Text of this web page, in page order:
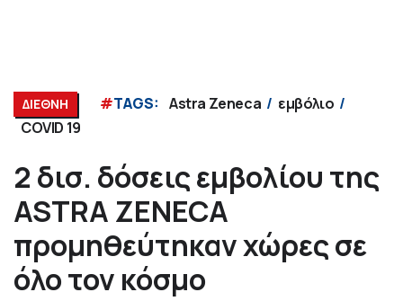
ΔΙΕΘΝΗ #TAGS: Astra Zeneca
εμβόλιο
COVID 19
2 δισ. δόσεις εμβολίου της
ASTRA ZENECA
προμηθεύτηκαν χώρες σε
όλο τον κόσμο